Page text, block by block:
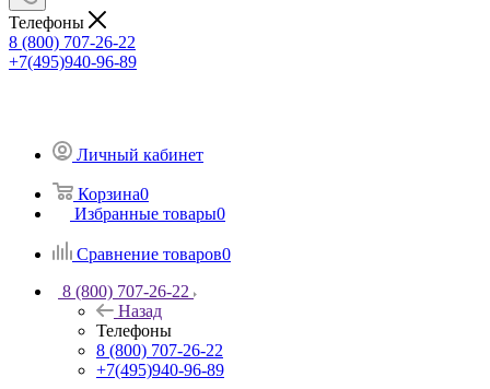
Телефоны
8 (800) 707-26-22
+7(495)940-96-89
Личный кабинет
Корзина0
Избранные товары0
Сравнение товаров0
8 (800) 707-26-22
Назад
Телефоны
8 (800) 707-26-22
+7(495)940-96-89